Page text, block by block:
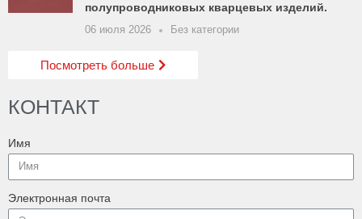
полупроводниковых кварцевых изделий.
06 июля 2026 Без категории
Посмотреть больше
КОНТАКТ
Имя
Электронная почта